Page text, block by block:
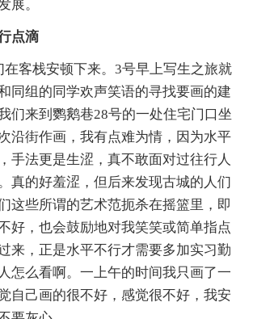
展。
点滴
在客栈安顿下来。3号早上写生之旅就
同组的同学欢声笑语的寻找要画的建
们来到鹦鹅巷28号的一处住宅门口坐
沿街作画，我有点难为情，因为水平
手法更是生涩，真不敢面对过往行人
真的好羞涩，但后来发现古城的人们
这些所谓的艺术范扼杀在摇篮里，即
好，也会鼓励地对我笑笑或简单指点
来，正是水平不行才需要多加实习勤
怎么看啊。一上午的时间我只画了一
自己画的很不好，感觉很不好，我安